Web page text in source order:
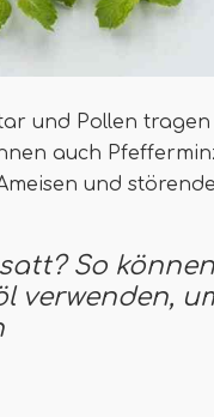
und Pollen
auch
und
So
verwenden,